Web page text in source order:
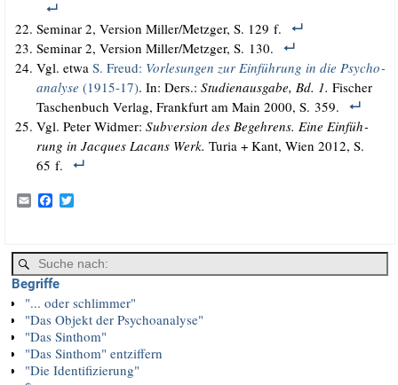
Semi­nar 2, Ver­si­on Miller/​Metzger, S. 129 f.
Semi­nar 2, Ver­si­on Miller/​Metzger, S. 130.
Vgl. etwaS. Freud: Vor­le­sun­gen zur Ein­füh­rung in die Psy­cho­
ana­ly­se (1915-17). In: Ders.:Stu­di­en­aus­ga­be, Bd. 1. Fischer
Taschen­buch Ver­lag, Frank­furt am Main 2000, S. 359.
Vgl. Peter Wid­mer:Sub­ver­si­on des Begeh­rens. Eine Ein­füh­
rung in Jac­ques Lacans Werk. Turia + Kant, Wien 2012, S.
65 f.
E
l
F
b
o
o
k
T
t
e
Begriffe
"... oder schlimmer"
"Das Objekt der Psychoanalyse"
"Das Sinthom"
"Das Sinthom" entziffern
"Die Identifizierung"